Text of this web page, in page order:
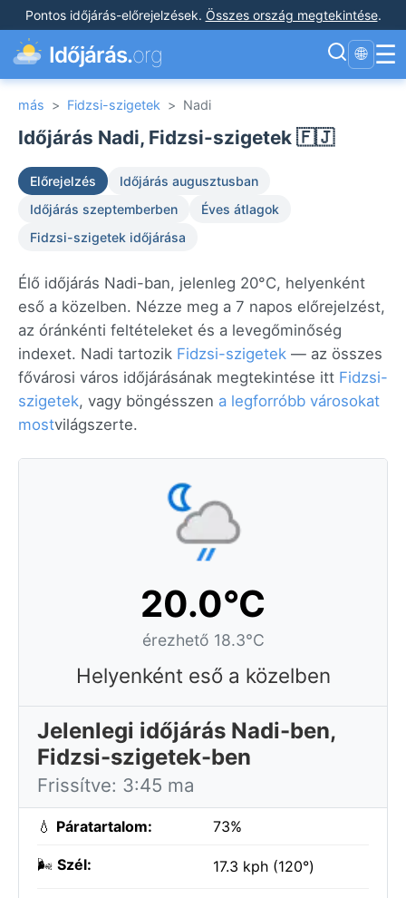
Pontos időjárás-előrejelzések. Összes ország megtekintése.
Időjárás.org 🌐 ☰
más > Fidzsi-szigetek > Nadi
Időjárás Nadi, Fidzsi-szigetek 🇫🇯
Előrejelzés
Időjárás augusztusban
Időjárás szeptemberben
Éves átlagok
Fidzsi-szigetek időjárása
Élő időjárás Nadi-ban, jelenleg 20°C, helyenként
eső a közelben. Nézze meg a 7 napos előrejelzést,
az óránkénti feltételeket és a levegőminőség
indexet. Nadi tartozik Fidzsi-szigetek — az összes
fővárosi város időjárásának megtekintése itt Fidzsi-
szigetek, vagy böngésszen a legforróbb városokat
mostvilágszerte.
20.0°C
érezhető 18.3°C
Helyenként eső a közelben
Jelenlegi időjárás Nadi-ben,
Fidzsi-szigetek-ben
Frissítve: 3:45 ma
💧 Páratartalom: 73%
🌬️ Szél: 17.3 kph (120°)